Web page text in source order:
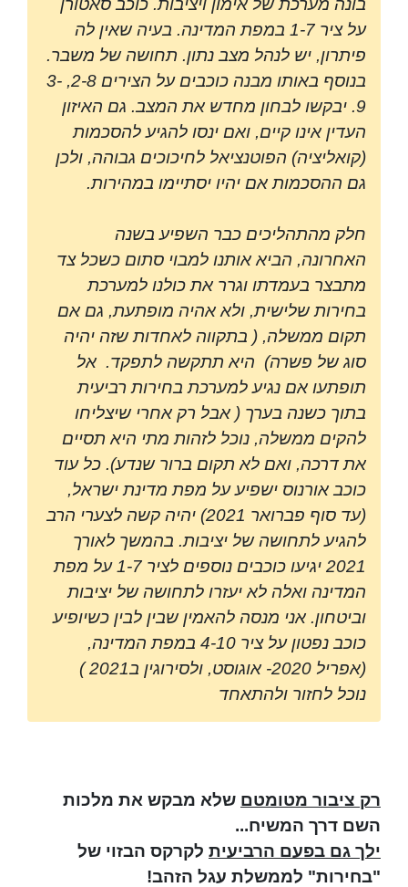
בונה מערכת של אימון ויציבות. כוכב סאטורן
על ציר 1-7 במפת המדינה. בעיה שאין לה
פיתרון, יש לנהל מצב נתון. תחושה של משבר.
בנוסף באותו מבנה כוכבים על הצירים 2-8, 3-
9. יבקשו לבחון מחדש את המצב. גם האיזון
העדין אינו קיים, ואם ינסו להגיע להסכמות
(קואליציה) הפוטנציאל לחיכוכים גבוהה, ולכן
גם ההסכמות אם יהיו יסתיימו במהירות.
חלק מהתהליכים כבר השפיע בשנה
האחרונה, הביא אותנו למבוי סתום כשכל צד
מתבצר בעמדתו וגרר את כולנו למערכת
בחירות שלישית, ולא אהיה מופתעת, גם אם
תקום ממשלה, ( בתקווה לאחדות שזה יהיה
סוג של פשרה) היא תתקשה לתפקד. אל
תופתעו אם נגיע למערכת בחירות רביעית
בתוך כשנה בערך ( אבל רק אחרי שיצליחו
להקים ממשלה, נוכל לזהות מתי היא תסיים
את דרכה, ואם לא תקום ברור שנדע). כל עוד
כוכב אורנוס ישפיע על מפת מדינת ישראל,
(עד סוף פברואר 2021) יהיה קשה לצערי הרב
להגיע לתחושה של יציבות. בהמשך לאורך
2021 יגיעו כוכבים נוספים לציר 1-7 על מפת
המדינה ואלה לא יעזרו לתחושה של יציבות
וביטחון. אני מנסה להאמין שבין לבין כשיופיע
כוכב נפטון על ציר 4-10 במפת המדינה,
(אפריל 2020- אוגוסט, ולסירוגין ב2021 )
נוכל לחזור ולהתאחד
רק ציבור מטומטם שלא מבקש את מלכות
השם דרך המשיח...
ילך גם בפעם הרביעית לקרקס הבזוי של
"בחירות" לממשלת עגל הזהב!